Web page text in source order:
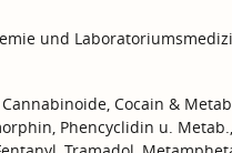
und
Cocain &
Phencyclidin u.